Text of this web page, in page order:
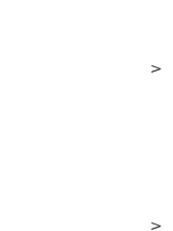
支
作
グ
ク
コ